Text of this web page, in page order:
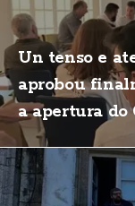
Un tenso e
aprobou
a apertura do